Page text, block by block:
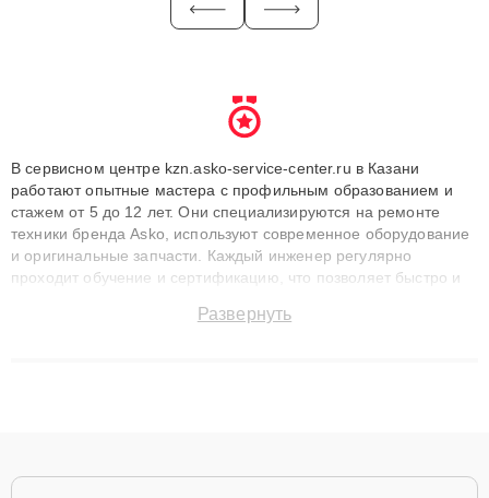
В сервисном центре kzn.asko-service-center.ru в Казани
работают опытные мастера с профильным образованием и
стажем от 5 до 12 лет. Они специализируются на ремонте
техники бренда Asko, используют современное оборудование
и оригинальные запчасти. Каждый инженер регулярно
проходит обучение и сертификацию, что позволяет быстро и
сохранением гарантии до 3 лет. Наши мастера решают
Развернуть